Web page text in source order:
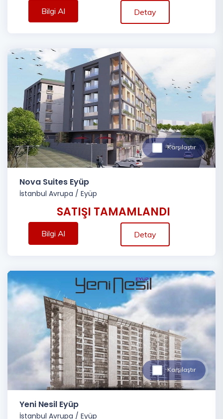
Bilgi Al Detay
Karşılaştır
Nova Suites Eyüp
İstanbul Avrupa / Eyüp
SATIŞI TAMAMLANDI
Bilgi Al Detay
Karşılaştır
Yeni Nesil Eyüp
İstanbul Avrupa / Eyüp